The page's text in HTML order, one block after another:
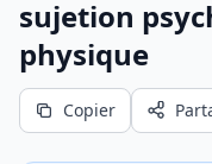
sujetion
physique
Copier